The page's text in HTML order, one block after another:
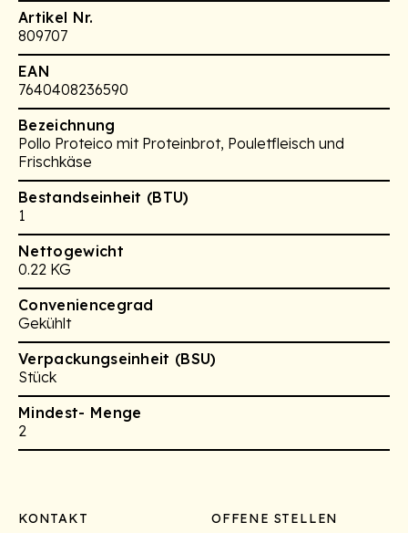
Artikel Nr.
809707
EAN
7640408236590
Bezeichnung
Pollo Proteico mit Proteinbrot, Pouletfleisch und
Frischkäse
Bestandseinheit (BTU)
1
Nettogewicht
0.22 KG
Conveniencegrad
Gekühlt
Verpackungseinheit (BSU)
Stück
Mindest- Menge
2
Footer
KONTAKT OFFENE STELLEN